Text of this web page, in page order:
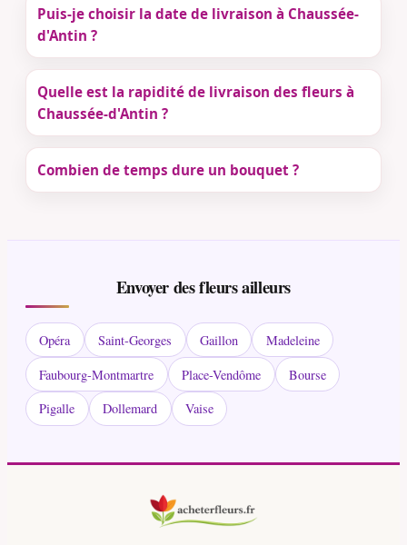
Puis-je choisir la date de livraison à Chaussée-
d'Antin ?
Quelle est la rapidité de livraison des fleurs à
Chaussée-d'Antin ?
Combien de temps dure un bouquet ?
Envoyer des fleurs ailleurs
Opéra Saint-Georges Gaillon
Madeleine
Faubourg-Montmartre
Place-Vendôme
Bourse
Pigalle
Dollemard Vaise